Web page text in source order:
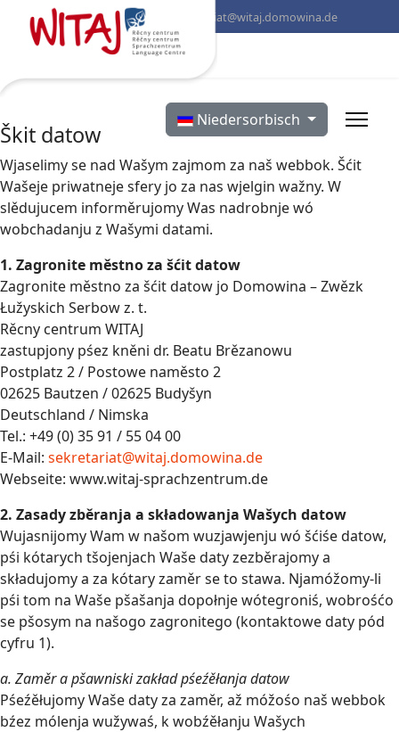
+49 (0) 3591 55 04 00 sekretariat@witaj.domowina.de
Select your language
Niedersorbisch
Škit datow
Wjaselimy se nad Wašym zajmom za naš webbok. Šćit
Wašeje priwatneje sfery jo za nas wjelgin wažny. W
slědujucem informěrujomy Was nadrobnje wó
wobchadanju z Wašymi datami.
1. Zagronite městno za šćit datow
Zagronite městno za šćit datow jo Domowina – Zwězk
Łužyskich Serbow z. t.
Rěcny centrum WITAJ
zastupjony pśez kněni dr. Beatu Brězanowu
Postplatz 2 / Postowe naměsto 2
02625 Bautzen / 02625 Budyšyn
Deutschland / Nimska
Tel.: +49 (0) 35 91 / 55 04 00
E-Mail: sekretariat@witaj.domowina.de
Webseite: www.witaj-sprachzentrum.de
2. Zasady zběranja a składowanja Wašych datow
Wujasnijomy Wam w našom wuzjawjenju wó šćiśe datow,
pśi kótarych tšojenjach Waše daty zezběrajomy a
składujomy a za kótary zaměr se to stawa. Njamóžomy-li
pśi tom na Waše pšašanja dopołnje wótegroniś, wobrośćo
se pšosym na našogo zagronitego (kontaktowe daty pód
cyfru 1).
a. Zaměr a pšawniski zakład pśeźěłanja datow
Pśeźěłujomy Waše daty za zaměr, až móžośo naš webbok
bźez mólenja wužywaś, k wobźěłanju Wašych